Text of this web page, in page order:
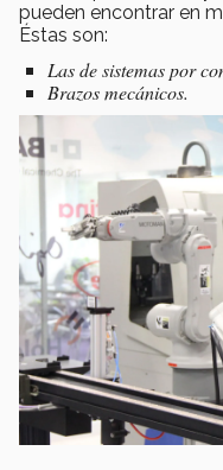
pueden encontrar en
Éstas son:
Las de sistemas por
Brazos mecánicos.